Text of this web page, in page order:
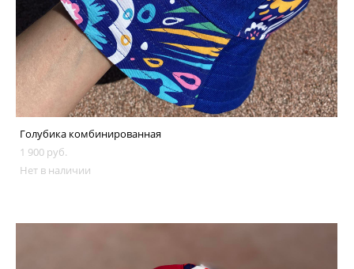
Голубика комбинированная
1 900 pуб.
Нет в наличии